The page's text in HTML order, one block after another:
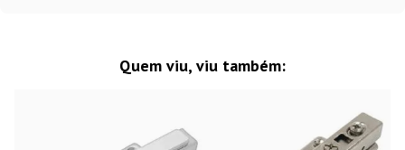
Quem viu, viu também: